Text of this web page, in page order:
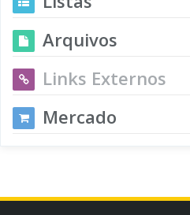
Arquivos
Links Externos
Mercado